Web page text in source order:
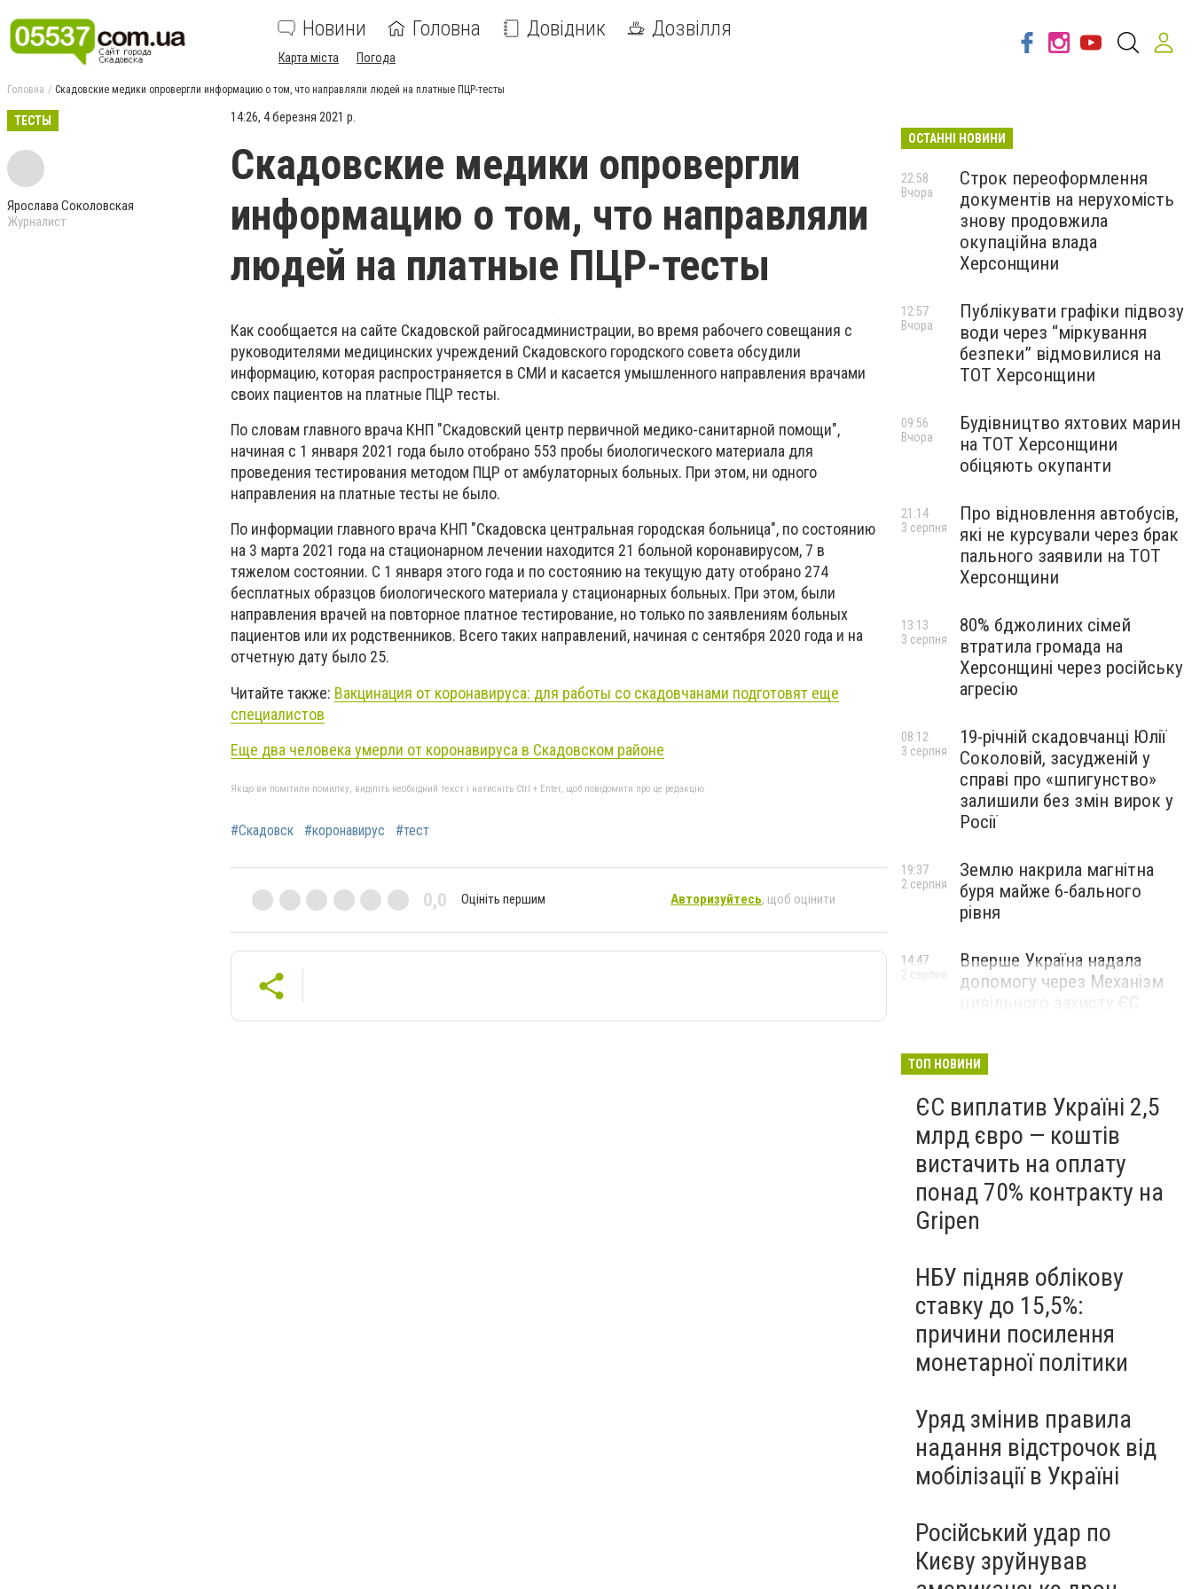
Новини Головна Довідник Дозвілля
Карта міста Погода
Головна Скадовские медики опровергли информацию о том, что направляли людей на платные ПЦР-тесты
ТЕСТЫ
Ярослава Соколовская
Журналист
14:26, 4 березня 2021 р.
Скадовские медики опровергли
информацию о том, что направляли
людей на платные ПЦР-тесты
Как сообщается на сайте Скадовской райгосадминистрации, во время рабочего совещания с
руководителями медицинских учреждений Скадовского городского совета обсудили
информацию, которая распространяется в СМИ и касается умышленного направления врачами
своих пациентов на платные ПЦР тесты.
По словам главного врача КНП "Скадовский центр первичной медико-санитарной помощи",
начиная с 1 января 2021 года было отобрано 553 пробы биологического материала для
проведения тестирования методом ПЦР от амбулаторных больных. При этом, ни одного
направления на платные тесты не было.
По информации главного врача КНП "Скадовска центральная городская больница", по состоянию
на 3 марта 2021 года на стационарном лечении находится 21 больной коронавирусом, 7 в
тяжелом состоянии. С 1 января этого года и по состоянию на текущую дату отобрано 274
бесплатных образцов биологического материала у стационарных больных. При этом, были
направления врачей на повторное платное тестирование, но только по заявлениям больных
пациентов или их родственников. Всего таких направлений, начиная с сентября 2020 года и на
отчетную дату было 25.
Читайте также: Вакцинация от коронавируса: для работы со скадовчанами подготовят еще
специалистов
Еще два человека умерли от коронавируса в Скадовском районе
Якщо ви помітили помилку, виділіть необхідний текст і натисніть Ctrl + Enter, щоб повідомити про це редакцію
#Скадовск #коронавирус #тест
0,0 Оцініть першим Авторизуйтесь, щоб оцінити
ОСТАННІ НОВИНИ
Строк переоформлення
документів на нерухомість
знову продовжила
окупаційна влада
Херсонщини
22:58
Вчора
Публікувати графіки підвозу
води через “міркування
безпеки” відмовилися на
ТОТ Херсонщини
12:57
Вчора
Будівництво яхтових марин
на ТОТ Херсонщини
обіцяють окупанти
09:56
Вчора
Про відновлення автобусів,
які не курсували через брак
пального заявили на ТОТ
Херсонщини
21:14
3 серпня
80% бджолиних сімей
втратила громада на
Херсонщині через російську
агресію
13:13
3 серпня
19-річній скадовчанці Юлії
Соколовій, засудженій у
справі про «шпигунство»
залишили без змін вирок у
Росії
08:12
3 серпня
Землю накрила магнітна
буря майже 6-бального
рівня
19:37
2 серпня
Вперше Україна надала
допомогу через Механізм
цивільного захисту ЄС
14:47
2 серпня
ТОП НОВИНИ
ЄС виплатив Україні 2,5
млрд євро — коштів
вистачить на оплату
понад 70% контракту на
Gripen
НБУ підняв облікову
ставку до 15,5%:
причини посилення
монетарної політики
Уряд змінив правила
надання відстрочок від
мобілізації в Україні
Російський удар по
Києву зруйнував